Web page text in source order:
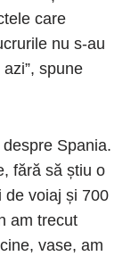
care
nu s-au
spune
Spania.
fără să știu o
de voiaj și 700
am trecut
vase, am